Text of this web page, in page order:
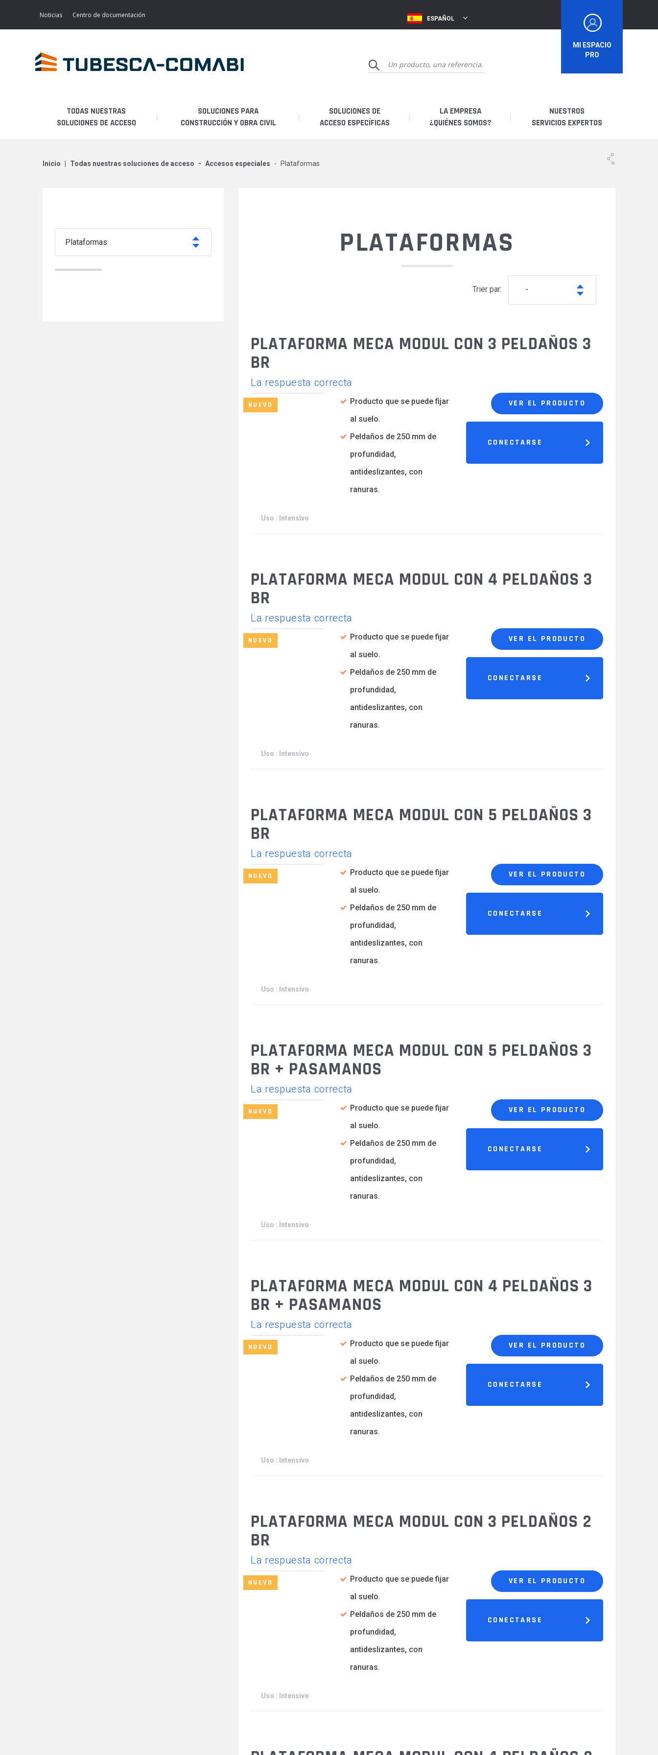
MI ESPACIO
PRO
ESPAÑOL
Noticias Centro de documentación
TODAS NUESTRAS
SOLUCIONES DE ACCESO
ACCESO LIGERO
ANDAMIOS FIJOS
SOLUCIONES PARA
CONSTRUCCIÓN Y OBRA CIVIL
ANDAMIOS FIJOS
SOLUCIONES DE
ACCESO ESPECÍFICAS
transporte
LA EMPRESA
¿QUIÉNES SOMOS?
QSE
NUESTROS
SERVICIOS EXPERTOS
Soy un distribuidor
inicio todas nuestras soluciones de acceso accesos especiales plataformas
plataformas PLATAFORMAS
Trier par: -
PLATAFORMA MECA MODUL CON 3 PELDAÑOS 3
BR
La respuesta correcta
NUEVO
Producto que se puede fijar
al suelo.
Peldaños de 250 mm de
profundidad,
antideslizantes, con
ranuras.
VER EL PRODUCTO
CONECTARSE
Uso : Intensivo
PLATAFORMA MECA MODUL CON 4 PELDAÑOS 3
BR
La respuesta correcta
NUEVO
Producto que se puede fijar
al suelo.
Peldaños de 250 mm de
profundidad,
antideslizantes, con
ranuras.
VER EL PRODUCTO
CONECTARSE
Uso : Intensivo
PLATAFORMA MECA MODUL CON 5 PELDAÑOS 3
BR
La respuesta correcta
NUEVO
Producto que se puede fijar
al suelo.
Peldaños de 250 mm de
profundidad,
antideslizantes, con
ranuras.
VER EL PRODUCTO
CONECTARSE
Uso : Intensivo
PLATAFORMA MECA MODUL CON 5 PELDAÑOS 3
BR + PASAMANOS
La respuesta correcta
NUEVO
Producto que se puede fijar
al suelo.
Peldaños de 250 mm de
profundidad,
antideslizantes, con
ranuras.
VER EL PRODUCTO
CONECTARSE
Uso : Intensivo
PLATAFORMA MECA MODUL CON 4 PELDAÑOS 3
BR + PASAMANOS
La respuesta correcta
NUEVO
Producto que se puede fijar
al suelo.
Peldaños de 250 mm de
profundidad,
antideslizantes, con
ranuras.
VER EL PRODUCTO
CONECTARSE
Uso : Intensivo
PLATAFORMA MECA MODUL CON 3 PELDAÑOS 2
BR
La respuesta correcta
NUEVO
Producto que se puede fijar
al suelo.
Peldaños de 250 mm de
profundidad,
antideslizantes, con
ranuras.
VER EL PRODUCTO
CONECTARSE
Uso : Intensivo